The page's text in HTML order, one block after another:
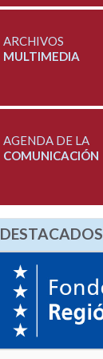
ARCHIVOS
MULTIMEDIA
AGENDA DE LA
COMUNICACIÓN
DESTACADOS